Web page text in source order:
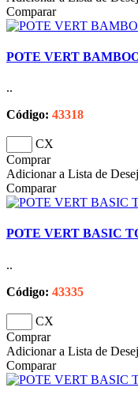
Comparar
POTE VERT
..
Código: 43318
CX
Comprar
Adicionar a Lista de
Comparar
POTE VERT BASIC
..
Código: 43335
CX
Comprar
Adicionar a Lista de
Comparar